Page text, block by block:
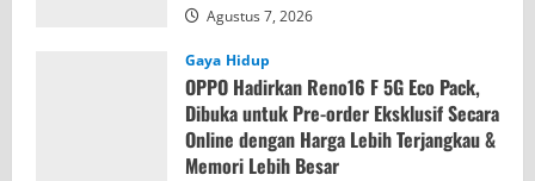
Agustus 7, 2026
Gaya Hidup
OPPO Hadirkan Reno16 F 5G Eco Pack,
Dibuka untuk Pre-order Eksklusif Secara
Online dengan Harga Lebih Terjangkau &
Memori Lebih Besar